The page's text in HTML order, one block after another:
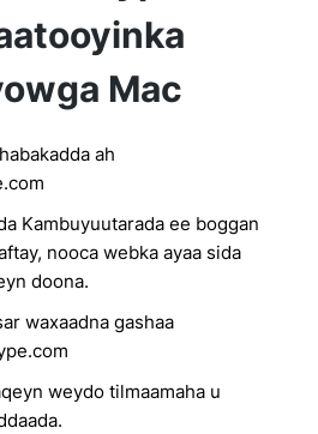
Mac
ah
Kambuyuutarada ee boggan
nooca webka ayaa sida
doona.
waxaadna gashaa
weydo tilmaamaha u